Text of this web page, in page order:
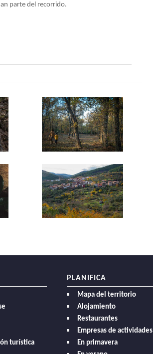
parte del recorrido.
turística
PLANIFICA
Mapa del territorio
Alojamiento
Restaurantes
Empresas de actividades
En primavera